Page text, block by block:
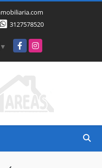
3127578520
▼ FacebookInstagram